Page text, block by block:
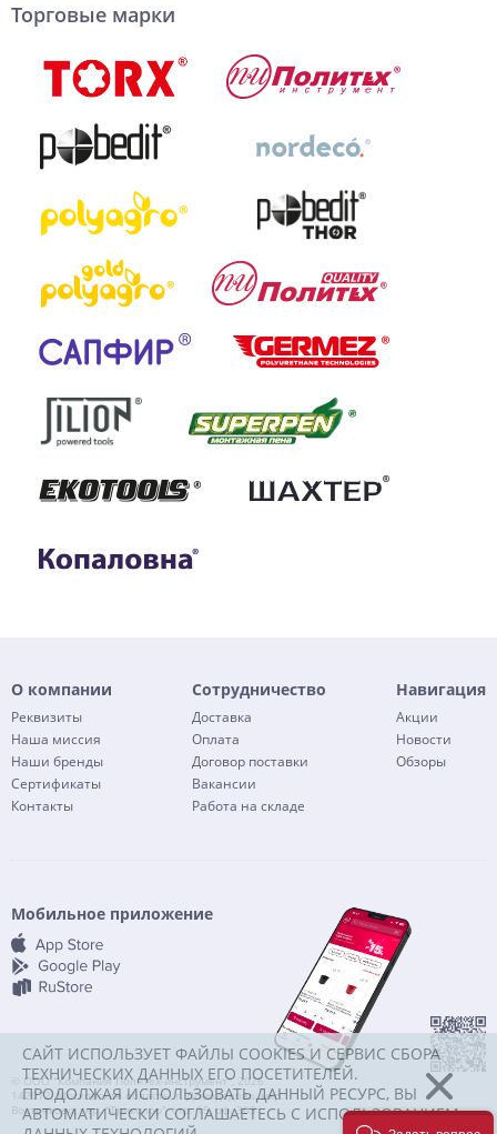
Торговые марки
О компании
Реквизиты
Наша миссия
Наши бренды
Сертификаты
Контакты
Сотрудничество
Доставка
Оплата
Договор поставки
Вакансии
Работа на складе
Навигация
Акции
Новости
Обзоры
Мобильное приложение
© ООО "Компания Политех-инструмент", 2026
142072, Московская область, г. Домодедово, мкр.
Востряково, тер. "Триколор", стр. 15, оф. 303
САЙТ ИСПОЛЬЗУЕТ ФАЙЛЫ COOKIES И СЕРВИС СБОРА
ТЕХНИЧЕСКИХ ДАННЫХ ЕГО ПОСЕТИТЕЛЕЙ.
ПРОДОЛЖАЯ ИСПОЛЬЗОВАТЬ ДАННЫЙ РЕСУРС, ВЫ
АВТОМАТИЧЕСКИ СОГЛАШАЕТЕСЬ С ИСПОЛЬЗОВАНИЕМ